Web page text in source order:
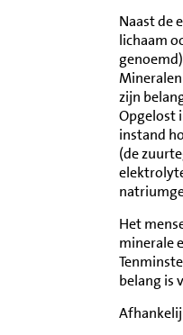
Informatie
Disclaimer
Naast de
lichaam
zijn
Opgelost
instand
(de
Het
minerale
belang is